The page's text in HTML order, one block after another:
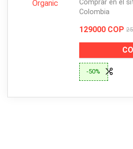
Comprar en el
Colombia
129000 COP
-50%